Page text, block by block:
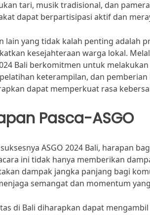
tari, musik tradisional, dan
dapat berpartisipasi aktif dan
lain yang tidak kalah penting adalah
kesejahteraan warga lokal.
Bali berkomitmen untuk
keterampilan, dan
dapat memperkuat rasa
Pasca-ASGO
ASGO 2024 Bali, harapan
ini tidak hanya memberikan
dampak jangka panjang bagi
semangat dan momentum
di Bali diharapkan dapat